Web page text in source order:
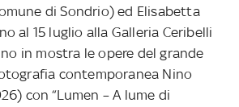
di Sondrio) ed Elisabetta
al 15 luglio alla Galleria Ceribelli
in mostra le opere del grande
contemporanea Nino
con “Lumen – A lume di